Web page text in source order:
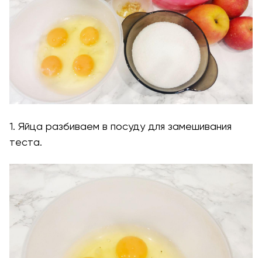
1. Яйца разбиваем в посуду для замешивания
теста.